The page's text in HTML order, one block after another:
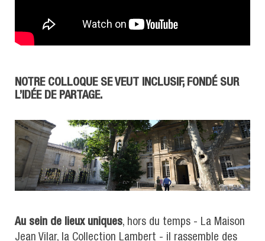
NOTRE COLLOQUE SE VEUT INCLUSIF, FONDÉ SUR
L’IDÉE DE PARTAGE.
Au sein de lieux uniques, hors du temps - La Maison
Jean Vilar, la Collection Lambert - il rassemble des